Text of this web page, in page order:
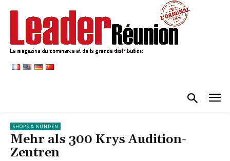
SHOPS & KUNDEN
Mehr als 300 Krys Audition-
Zentren